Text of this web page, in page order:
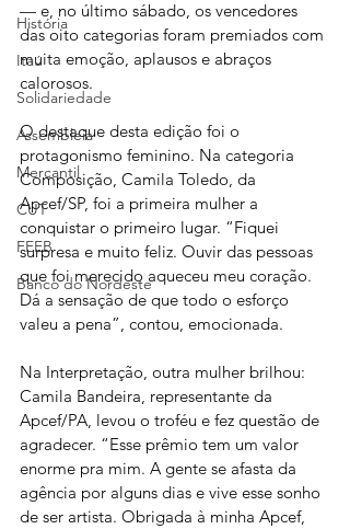
História
Itaú
Solidariedade
Assembleia
Mercantil
CUT
FEEB
Banco do Nordeste
— e, no último sábado, os vencedores
das oito categorias foram premiados com
muita emoção, aplausos e abraços
calorosos.
O destaque desta edição foi o
protagonismo feminino. Na categoria
Composição, Camila Toledo, da
Apcef/SP, foi a primeira mulher a
conquistar o primeiro lugar. “Fiquei
surpresa e muito feliz. Ouvir das pessoas
que foi merecido aqueceu meu coração.
Dá a sensação de que todo o esforço
valeu a pena”, contou, emocionada.
Na Interpretação, outra mulher brilhou:
Camila Bandeira, representante da
Apcef/PA, levou o troféu e fez questão de
agradecer. “Esse prêmio tem um valor
enorme pra mim. A gente se afasta da
agência por alguns dias e vive esse sonho
de ser artista. Obrigada à minha Apcef,